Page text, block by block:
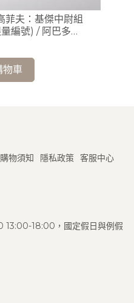
菲夫：基傑中尉組
編號) / 阿巴多
加哥交響樂團
物車
購物須知 隱私政策 客服中心
13:00-18:00，國定假日與例假